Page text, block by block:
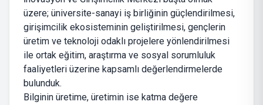
üzere; üniversite-sanayi iş birliğinin güçlendirilmesi,
girişimcilik ekosisteminin geliştirilmesi, gençlerin
üretim ve teknoloji odaklı projelere yönlendirilmesi
ile ortak eğitim, araştırma ve sosyal sorumluluk
faaliyetleri üzerine kapsamlı değerlendirmelerde
bulunduk.
Bilginin üretime, üretimin ise katma değere